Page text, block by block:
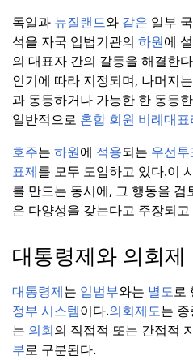
독일과 뉴질랜드와 같은 일부
석을 자국 입법기관의 하원에
의 대표자 간의 갈등을 해결한
인기에 따라 지정되며, 나머지
과 동등하거나 가능한 한 동등
일반적으로 혼합 회원 비례대
호주는 하원에 적용되는 우선투
표제를 모두 도입하고 있다.이
를 만드는 동시에, 그 행동을
은 다양성을 갖는다고 주장되고
대통령제와 의회제
대통령제는 입법부와는 별도로
정부 시스템이다.의회제도는 종
는 의회의 직접적 또는 간접적
부로 구분된다.